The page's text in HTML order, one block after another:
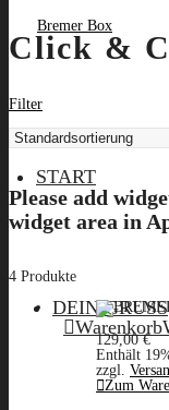
START
DEIN GRUSS
Warenkorb
Click &
Filter
Please add
widget area in
4 Produkte
129,00€
Enthält
zzgl.
Zum